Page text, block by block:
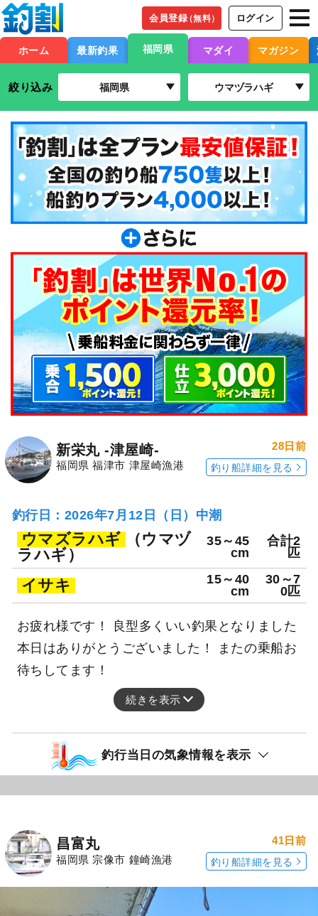
会員登録（無料） ログイン
ホーム 最新釣果 福岡県 マダイ マガジン
絞り込み 福岡県 ウマヅラハギ
新栄丸 -津屋崎-
福岡県 福津市 津屋崎漁港
28日前
釣り船詳細を見る
釣行日：2026年7月12日（日）中潮
ウマズラハギ
（ウマヅ
ラハギ）
35～45
cm
合計2
匹
イサキ
15～40
cm
30～7
0匹
お疲れ様です！ 良型多くいい釣果となりました
本日はありがとうございました！ またの乗船お
待ちしてます！
続きを表示
釣行当日の気象情報を表示
昌富丸
福岡県 宗像市 鐘崎漁港
41日前
釣り船詳細を見る